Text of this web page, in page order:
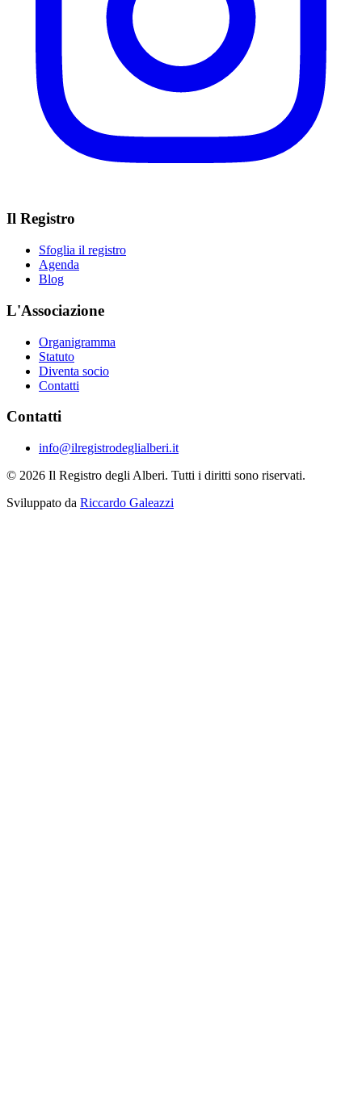
Il Registro
Sfoglia il registro
Agenda
Blog
L'Associazione
Organigramma
Statuto
Diventa socio
Contatti
Contatti
info@ilregistrodeglialberi.it
© 2026 Il Registro degli Alberi. Tutti i diritti sono riservati.
Sviluppato da Riccardo Galeazzi